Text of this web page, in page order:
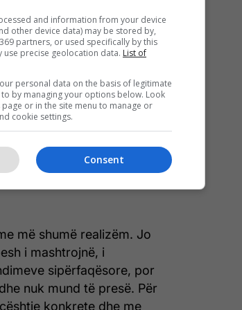
e sigurisë dhe
në Graçanicë lidhur
dhe Prokuroria e
dyshuar për ushtrim të
Listën Serbe.
duke u bazuar në
ndikimin e narrativave që
që po humbet
më shumë realizëm. Jo
i mashtrojnë, i
sipërfaqësore, por
nuk mund të presë. Për
konkrete dhe me
and information from your device
other device data) may be stored by,
partners, or used specifically by this
use precise geolocation data. List of
personal data on the basis of legitimate
by managing your options below. Look
or in the site menu to manage or
cookie settings.
Consent